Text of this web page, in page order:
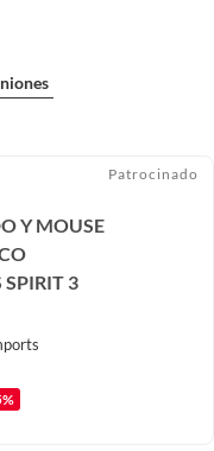
Y MOUSE
3
Patrocinado